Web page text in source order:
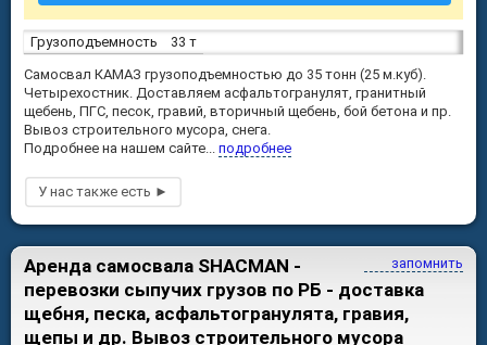
Грузоподъемность
33 т
Самосвал КАМАЗ грузоподъемностью до 35 тонн (25 м.куб).
Четырехостник. Доставляем асфальтогранулят, гранитный
щебень, ПГС, песок, гравий, вторичный щебень, бой бетона и пр.
Вывоз строительного мусора, снега.
Подробнее на нашем сайте... подробнее
запомнить
Аренда самосвала SHACMAN -
перевозки сыпучих грузов по РБ - доставка
щебня, песка, асфальтогранулята, гравия,
щепы и др. Вывоз строительного мусора